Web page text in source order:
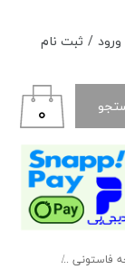
ورود / ثبت نام
۰
فاستونی